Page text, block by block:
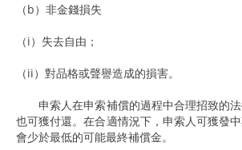
（b）非金錢損失
（i）失去自由；
（ii）對品格或聲譽造成的損害。
申索人在申索補償的過程中合理招致的法
也可獲付還。在合適情況下，申索人可獲發
會少於最低的可能最終補償金。